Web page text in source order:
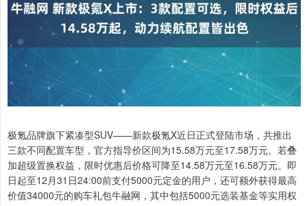
极氪品牌旗下紧凑型SUV——新款极氪X近日正式登陆市场，共推出
三款不同配置车型，官方指导价区间为15.58万元至17.58万元。若叠
加超级置换权益，限时优惠后价格可降至14.58万元至16.58万元。即
日起至12月31日24:00前支付5000元定金的用户，还可额外获得最高
价值34000元的购车礼包牛融网，其中包括5000元选装基金等实用权